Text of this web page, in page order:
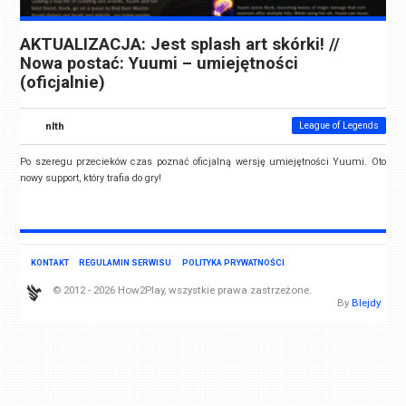
AKTUALIZACJA: Jest splash art skórki! //
Nowa postać: Yuumi – umiejętności
(oficjalnie)
nlth League of Legends
Po szeregu przecieków czas poznać oficjalną wersję umiejętności Yuumi. Oto
nowy support, który trafia do gry!
KONTAKT REGULAMIN SERWISU POLITYKA PRYWATNOŚCI
© 2012 - 2026 How2Play, wszystkie prawa zastrzeżone.
By Blejdy